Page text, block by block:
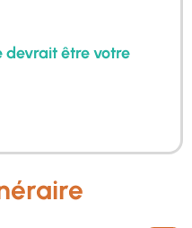
devrait être votre